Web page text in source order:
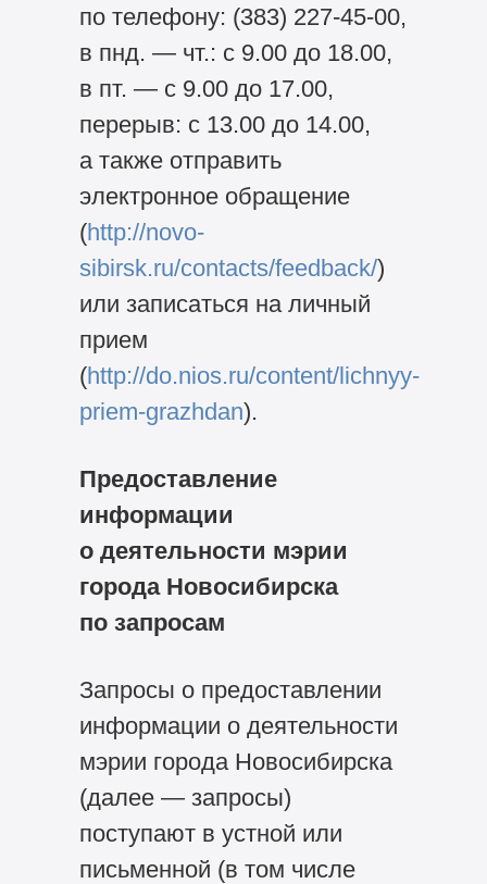
по телефону: (383) 227-45-00,
в пнд. — чт.: с 9.00 до 18.00,
в пт. — с 9.00 до 17.00,
перерыв: с 13.00 до 14.00,
а также отправить
электронное обращение
(http://novo-
sibirsk.ru/contacts/feedback/)
или записаться на личный
прием
(http://do.nios.ru/content/lichnyy-
priem-grazhdan).
Предоставление
информации
о деятельности мэрии
города Новосибирска
по запросам
Запросы о предоставлении
информации о деятельности
мэрии города Новосибирска
(далее — запросы)
поступают в устной или
письменной (в том числе